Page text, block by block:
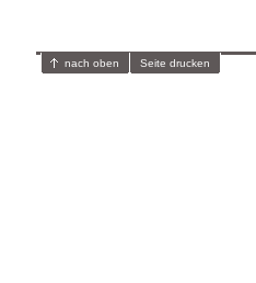
nach oben Seite drucken